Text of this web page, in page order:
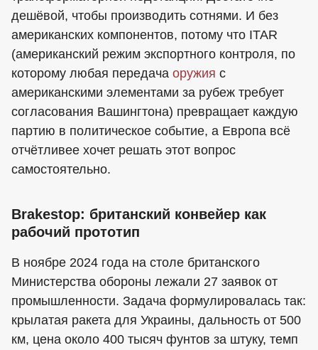
дешёвой, чтобы производить сотнями. И без
американских компонентов, потому что ITAR
(американский режим экспортного контроля, по
которому любая передача оружия с
американскими элементами за рубеж требует
согласования Вашингтона) превращает каждую
партию в политическое событие, а Европа всё
отчётливее хочет решать этот вопрос
самостоятельно.
Brakestop: британский конвейер как
рабочий прототип
В ноябре 2024 года на столе британского
Министерства обороны лежали 27 заявок от
промышленности. Задача формулировалась так:
крылатая ракета для Украины, дальность от 500
км, цена около 400 тысяч фунтов за штуку, темп